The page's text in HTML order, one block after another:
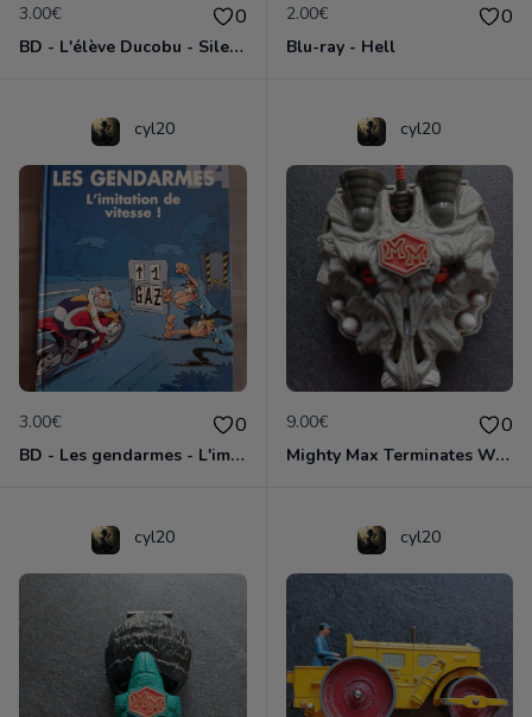
3.00€ 0
BD - L'élève Ducobu - Silence, on copie
2.00€ 0
Blu-ray - Hell
cyl20
3.00€ 0
BD - Les gendarmes - L'imitation de vitesse - Tome 14
cyl20
9.00€ 0
Mighty Max Terminates Wolfship 7
cyl20 cyl20